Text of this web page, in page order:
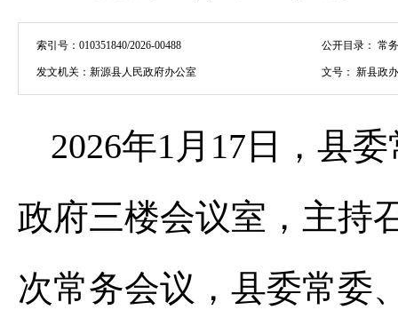
索引号： 010351840/2026-00488 公开目录： 常
发文机关： 新源县人民政府办公室 文号： 新县政
2026年1月17日，县
政府三楼会议室，主持
次常务会议，县委常委